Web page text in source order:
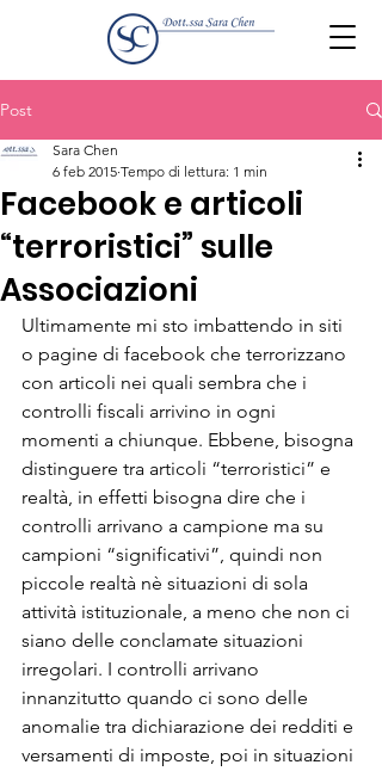
Post
Facebook e articoli
“terroristici” sulle
Associazioni
Sara Chen
6 feb 2015 Tempo di lettura: 1 min
Ultimamente mi sto imbattendo in siti
o pagine di facebook che terrorizzano
con articoli nei quali sembra che i
controlli fiscali arrivino in ogni
momenti a chiunque. Ebbene, bisogna
distinguere tra articoli “terroristici” e
realtà, in effetti bisogna dire che i
controlli arrivano a campione ma su
campioni “significativi”, quindi non
piccole realtà nè situazioni di sola
attività istituzionale, a meno che non ci
siano delle conclamate situazioni
irregolari. I controlli arrivano
innanzitutto quando ci sono delle
anomalie tra dichiarazione dei redditi e
versamenti di imposte, poi in situazioni